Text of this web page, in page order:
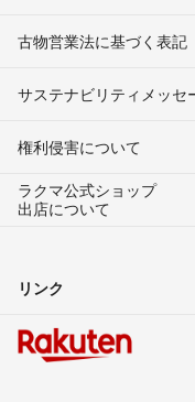
古物営業法に基づく表記
サステナビリティメッセ
権利侵害について
ラクマ公式ショップ
出店について
リンク